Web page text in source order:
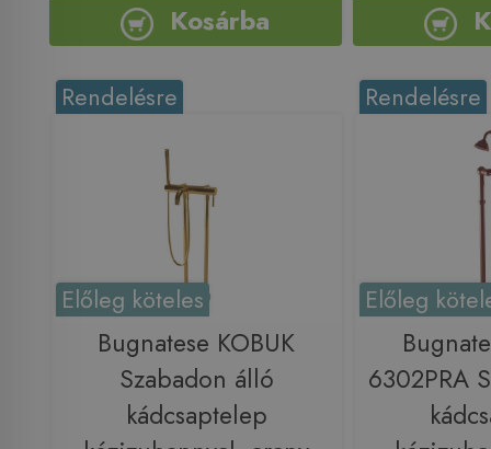
Kosárba
Rendelésre
Előleg köteles
Bugnatese KOBUK
Szabadon álló
kádcsaptelep
Rendelésre
Előleg
6302PRA